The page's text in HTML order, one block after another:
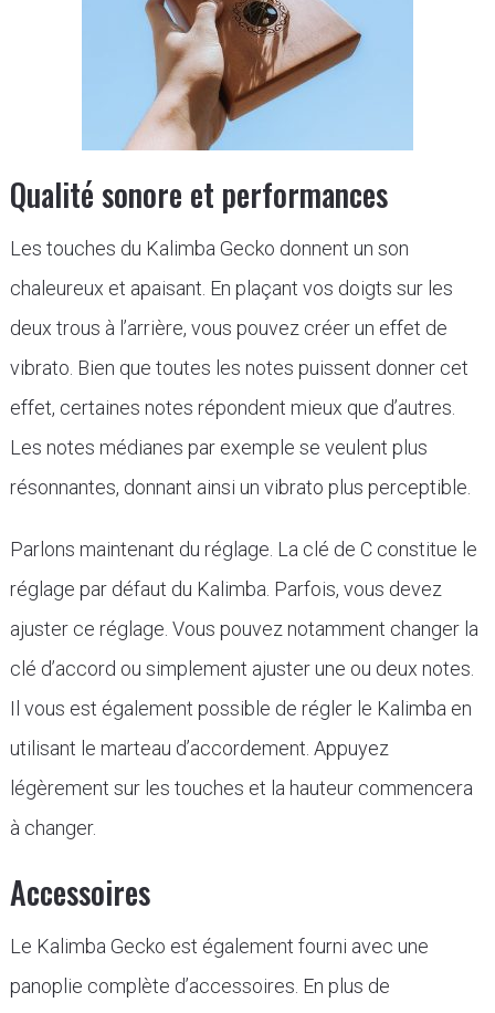
Qualité sonore et performances
Les touches du Kalimba Gecko donnent un son
chaleureux et apaisant. En plaçant vos doigts sur les
deux trous à l’arrière, vous pouvez créer un effet de
vibrato. Bien que toutes les notes puissent donner cet
effet, certaines notes répondent mieux que d’autres.
Les notes médianes par exemple se veulent plus
résonnantes, donnant ainsi un vibrato plus perceptible.
Parlons maintenant du réglage. La clé de C constitue le
réglage par défaut du Kalimba. Parfois, vous devez
ajuster ce réglage. Vous pouvez notamment changer la
clé d’accord ou simplement ajuster une ou deux notes.
Il vous est également possible de régler le Kalimba en
utilisant le marteau d’accordement. Appuyez
légèrement sur les touches et la hauteur commencera
à changer.
Accessoires
Le Kalimba Gecko est également fourni avec une
panoplie complète d’accessoires. En plus de